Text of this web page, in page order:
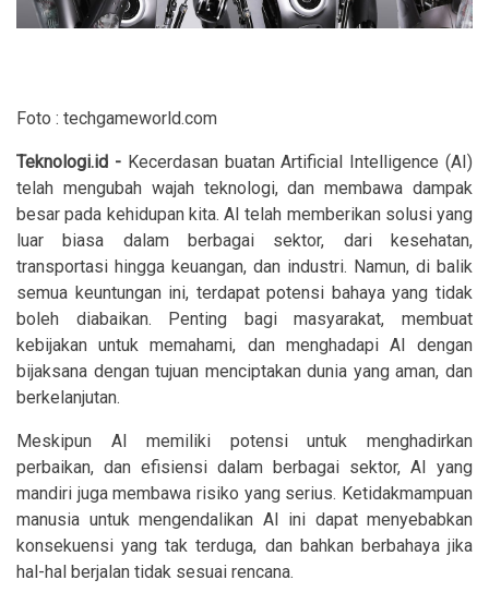
Foto : techgameworld.com
Teknologi.id -Kecerdasan buatan Artificial Intelligence (AI)
telah mengubah wajah teknologi, dan membawa dampak
besar pada kehidupan kita. AI telah memberikan solusi yang
luar biasa dalam berbagai sektor, dari kesehatan,
transportasi hingga keuangan, dan industri. Namun, di balik
semua keuntungan ini, terdapat potensi bahaya yang tidak
boleh diabaikan. Penting bagi masyarakat, membuat
kebijakan untuk memahami, dan menghadapi AI dengan
bijaksana dengan tujuan menciptakan dunia yang aman, dan
berkelanjutan.
Meskipun AI memiliki potensi untuk menghadirkan
perbaikan, dan efisiensi dalam berbagai sektor, AI yang
mandiri juga membawa risiko yang serius. Ketidakmampuan
manusia untuk mengendalikan AI ini dapat menyebabkan
konsekuensi yang tak terduga, dan bahkan berbahaya jika
hal-hal berjalan tidak sesuai rencana.